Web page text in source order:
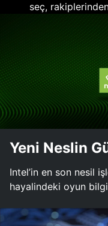
seç,
Yeni Neslin
Intel’in en son nesil
hayalindeki oyun